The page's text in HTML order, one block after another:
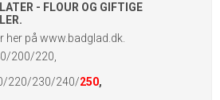
- FLOUR OG GIFTIGE
her på www.badglad.dk.
200/220,
220/230/240/250,